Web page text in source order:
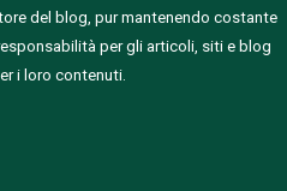
del blog, pur mantenendo costante
per gli articoli, siti e blog
i loro contenuti.